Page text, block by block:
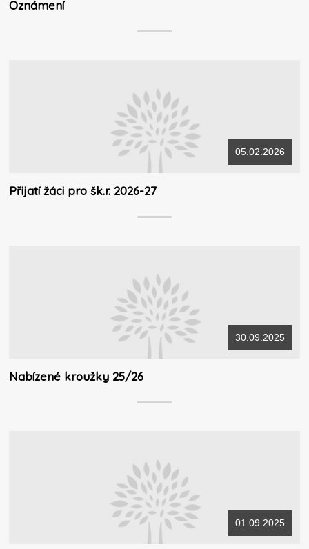
Oznámení
05.02.2026
Přijatí žáci pro šk.r. 2026-27
30.09.2025
Nabízené kroužky 25/26
01.09.2025